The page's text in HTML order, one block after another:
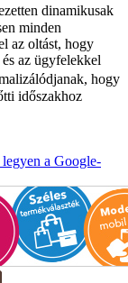
dinamikusak
minden
az oltást, hogy
az ügyfelekkel
hogy
időszakhoz
a Google-